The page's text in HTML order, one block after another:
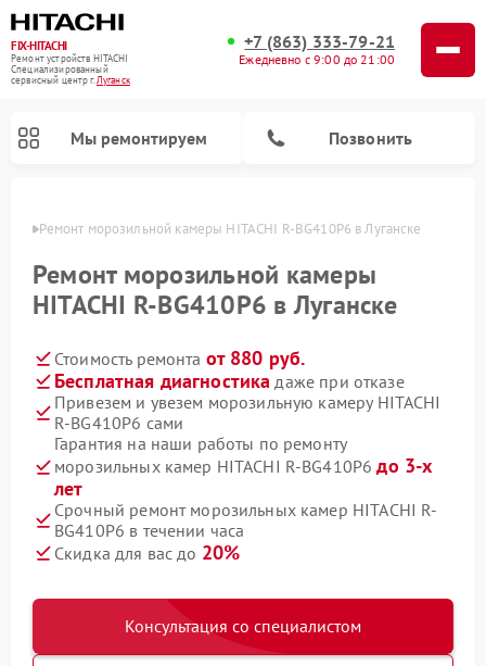
FIX-HITACHI
Ремонт устройств HITACHI
Специализированный
cервисный центр г.Луганск
+7 (863) 333-79-21
Ежедневно с 9:00 до 21:00
Мы ремонтируем Позвонить
Ремонт морозильной камеры HITACHI R-BG410P6 в Луганске
Ремонт морозильной камеры
HITACHI R-BG410P6 в Луганске
Стоимость ремонта от 880 руб.
Бесплатная диагностика даже при отказе
Привезем и увезем морозильную камеру HITACHI
R-BG410P6 сами
Гарантия на наши работы по ремонту
морозильных камер HITACHI R-BG410P6до 3-х
лет
Срочный ремонт морозильных камер HITACHI R-
BG410P6 в течении часа
Скидка для вас до 20%
Консультация со специалистом